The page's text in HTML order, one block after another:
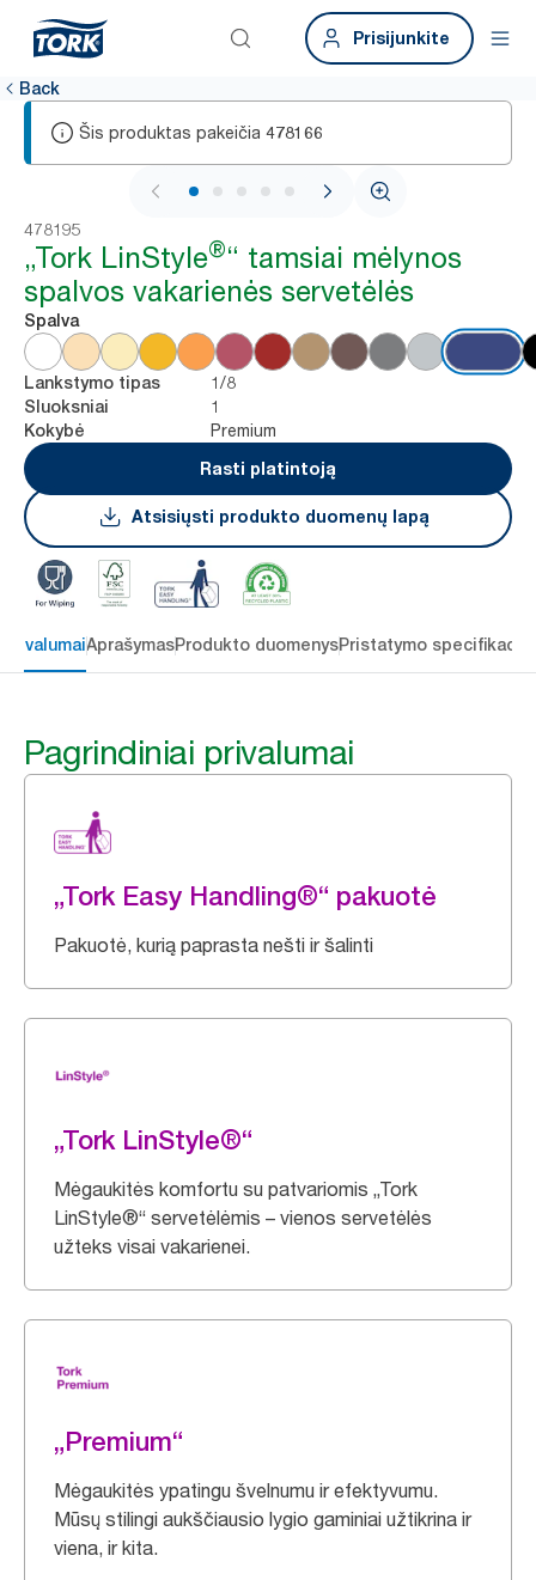
Prisijunkite
Back
Šis produktas pakeičia 478166
1 / 5
478195
„Tork LinStyle®“ tamsiai mėlynos
spalvos vakarienės servetėlės
Spalva
Lankstymo tipas 1/8
Sluoksniai 1
Kokybė
Premium
Rasti platintoją
Atsisiųsti produkto duomenų lapą
AprašymasProdukto duomenysPristatymo
Pagrindiniai privalumai
„Tork Easy Handling®“ pakuotė
Pakuotė, kurią paprasta nešti ir šalinti
„Tork LinStyle®“
Mėgaukitės komfortu su patvariomis „Tork
LinStyle®“ servetėlėmis – vienos servetėlės
užteks visai vakarienei.
„Premium“
Mėgaukitės ypatingu švelnumu ir efektyvumu.
Mūsų stilingi aukščiausio lygio gaminiai užtikrina ir
viena, ir kita.